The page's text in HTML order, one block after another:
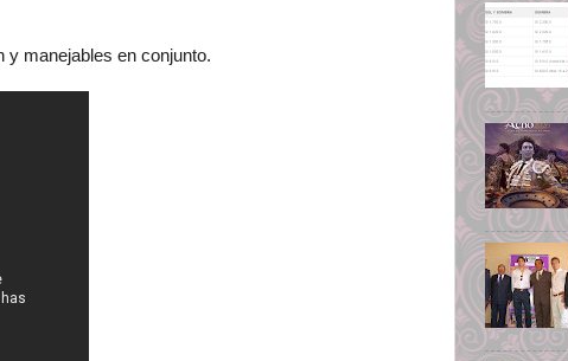
y manejables en conjunto.